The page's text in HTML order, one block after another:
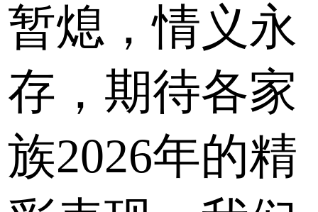
暂熄，情义永
存，期待各家
族2026年的精